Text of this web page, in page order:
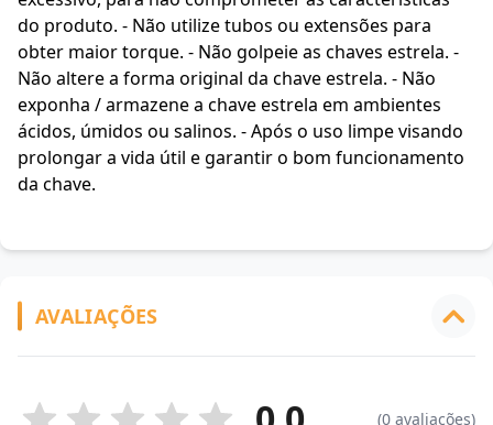
do produto. - Não utilize tubos ou extensões para
obter maior torque. - Não golpeie as chaves estrela. -
Não altere a forma original da chave estrela. - Não
exponha / armazene a chave estrela em ambientes
ácidos, úmidos ou salinos. - Após o uso limpe visando
prolongar a vida útil e garantir o bom funcionamento
da chave.
AVALIAÇÕES
(0 avaliações)